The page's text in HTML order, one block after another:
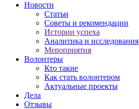
Новости
Статьи
Советы и рекомендации
Истории успеха
Аналитика и исследования
Мероприятия
Волонтеры
Кто такие
Как стать волонтером
Актуальные проекты
Дела
Отзывы